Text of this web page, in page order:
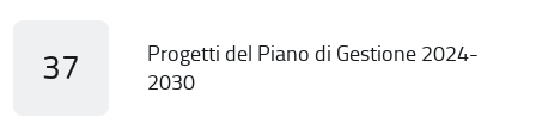
37
Progetti del Piano di Gestione 2024-
2030